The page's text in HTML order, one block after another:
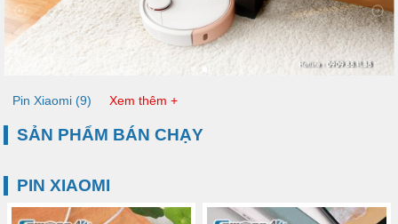
Pin Xiaomi (9) Xem thêm +
SẢN PHẨM BÁN CHẠY
PIN XIAOMI